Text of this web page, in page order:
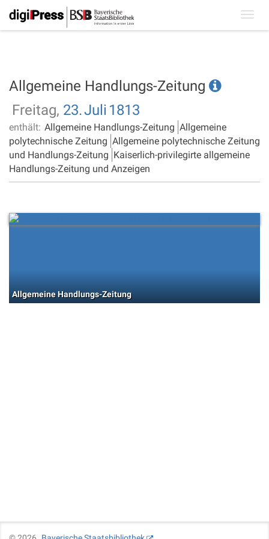
Allgemeine Handlungs-Zeitung
Freitag, 23.Juli 1813
enthält: Allgemeine Handlungs-Zeitung Allgemeine
polytechnische Zeitung Allgemeine polytechnische Zeitung
und Handlungs-Zeitung Kaiserlich-privilegirte allgemeine
Handlungs-Zeitung und Anzeigen
Allgemeine Handlungs-Zeitung